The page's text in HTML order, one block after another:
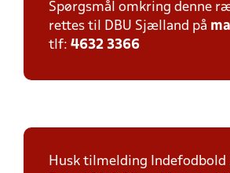
Spørgsmål omkring denne
rettes til DBU Sjælland på
tlf: 4632 3366
Husk tilmelding Indefodbold